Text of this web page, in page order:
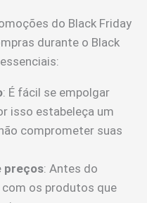
do Black Friday
durante o Black
: É fácil se empolgar
isso estabeleça um
comprometer suas
preços: Antes do
os produtos que